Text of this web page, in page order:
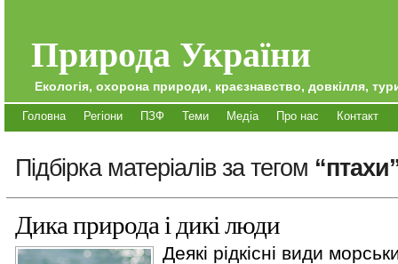
Природа України
Екологія, охорона природи, краєзнавство, довкілля,
Головна Регіони ПЗФ Теми Медіа Про нас Контакт
Підбірка матеріалів за тегом
Дика природа і дикі люди
Деякі рідкісні види